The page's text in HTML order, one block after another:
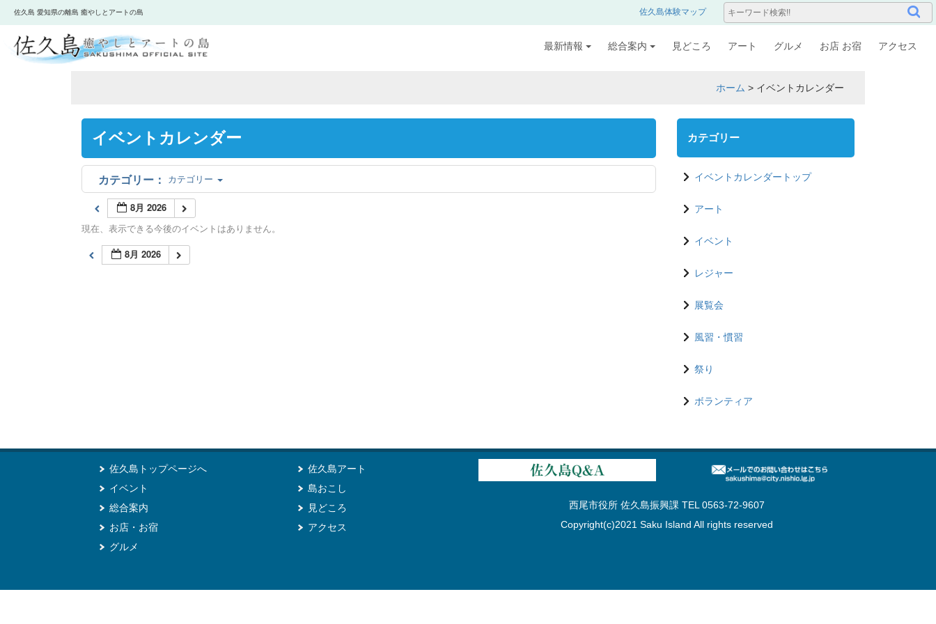
佐久島 愛知県の離島 癒やしとアートの島 佐久島体験マップ
最新情報 総合案内 見どころ アート グルメ お店 お宿 アクセス
ホーム > イベントカレンダー
イベントカレンダー
カテゴリー
8月 2026
現在、表示できる今後のイベントはありません。
8月 2026
カテゴリー
イベントカレンダートップ
アート
イベント
レジャー
展覧会
風習・慣習
祭り
ボランティア
佐久島トップページへ
イベント
総合案内
お店・お宿
グルメ
佐久島アート
島おこし
見どころ
アクセス
西尾市役所 佐久島振興課 TEL 0563-72-9607
Copyright(c)2021 Saku Island All rights reserved